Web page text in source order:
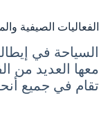
الفعاليات الصيفية
معها العديد من
تقام في جميع